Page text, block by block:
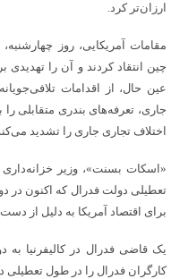
ارزان‌تر کرد.
مقامات آمریکایی، روز
چین انتقاد کردند و آن را تهدیدی
عین حال، از اقدامات
جاری، تعرفه‌های بندری متقابلی
اختلاف تجاری جاری را تشدید
«اسکات بسنت»، وزیر
برای اقتصاد آمریکا به دلیل از
یک قاضی فدرال در کالیفرنیا
کارگران فدرال را در طول تعطیلی